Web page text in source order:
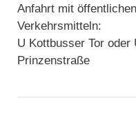
Anfahrt mit öffentlichen
Verkehrsmitteln:
U Kottbusser Tor oder
Prinzenstraße